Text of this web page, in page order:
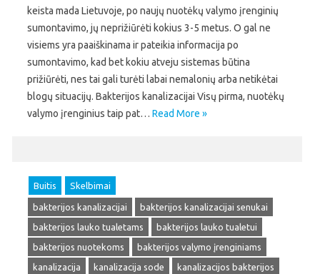
keista mada Lietuvoje, po naujų nuotėkų valymo įrenginių
sumontavimo, jų neprižiūrėti kokius 3-5 metus. O gal ne
visiems yra paaiškinama ir pateikia informacija po
sumontavimo, kad bet kokiu atveju sistemas būtina
prižiūrėti, nes tai gali turėti labai nemalonių arba netikėtai
blogų situacijų. Bakterijos kanalizacijai Visų pirma, nuotėkų
valymo įrenginius taip pat… Read More »
Buitis Skelbimai
bakterijos kanalizacijai
bakterijos kanalizacijai senukai
bakterijos lauko tualetams
bakterijos lauko tualetui
bakterijos nuotekoms
bakterijos valymo įrenginiams
kanalizacija
kanalizacija sode
kanalizacijos bakterijos